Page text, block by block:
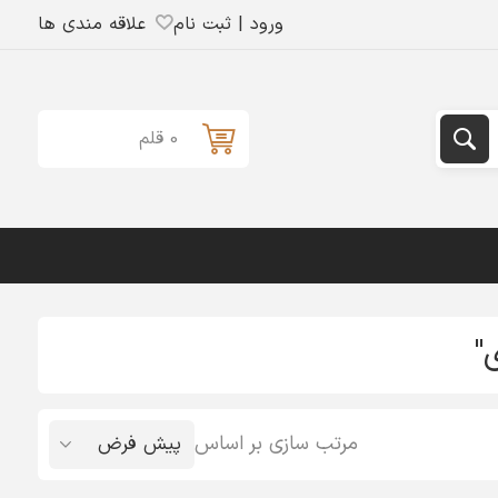
ورود | ثبت نام علاقه مندی ها
0 قلم
مرتب سازی بر اساس